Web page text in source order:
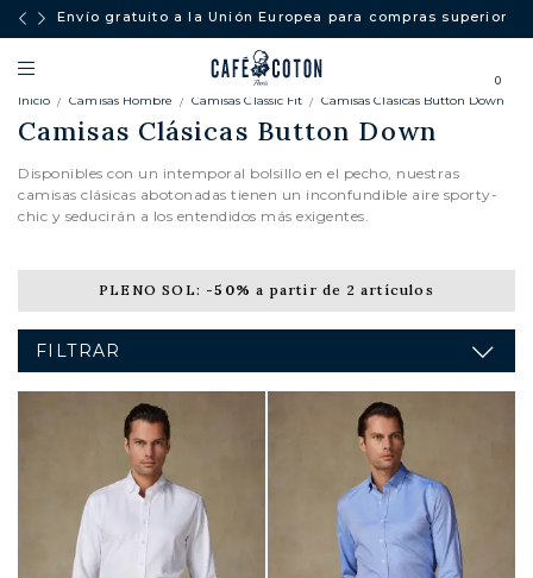
Envío gratuito a la Unión Europea para compras superiores
250€.
0
Inicio Camisas Hombre Camisas Classic Fit Camisas Clásicas Button Down
Camisas Clásicas Button Down
Disponibles con un intemporal bolsillo en el pecho, nuestras
camisas clásicas abotonadas tienen un inconfundible aire sporty-
chic y seducirán a los entendidos más exigentes.
PLENO SOL: -50% a partir de 2 artículos
FILTRAR